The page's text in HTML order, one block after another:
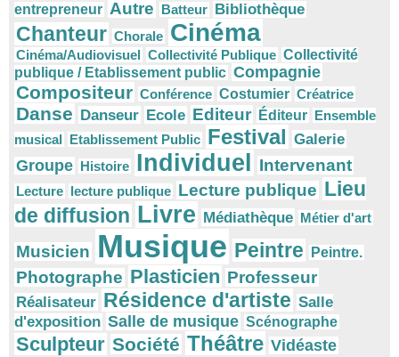
entrepreneur Autre Batteur Bibliothèque
Chanteur Chorale Cinéma
Cinéma/Audiovisuel Collectivité Publique Collectivité
publique / Etablissement public Compagnie
Compositeur Conférence Costumier Créatrice
Danse Danseur Ecole Editeur Éditeur Ensemble
musical Etablissement Public Festival Galerie
Groupe Histoire Individuel Intervenant
Lecture lecture publique Lecture publique Lieu
de diffusion Livre Médiathèque Métier d'art
Musicien Musique Peintre Peintre.
Photographe Plasticien Professeur
Réalisateur Résidence d'artiste Salle
d'exposition Salle de musique Scénographe
Sculpteur Société Théâtre Vidéaste